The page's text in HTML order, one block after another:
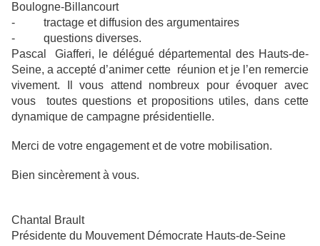
Boulogne-Billancourt
-
tractage et diffusion des argumentaires
-
questions diverses.
Pascal Giafferi, le délégué départemental des Hauts-de-
Seine, a accepté d’animer cette réunion et je l’en remercie
vivement. Il vous attend nombreux pour évoquer avec
vous
toutes questions et propositions utiles, dans cette
dynamique de campagne présidentielle.
Merci de votre engagement et de votre mobilisation.
Bien sincèrement à vous.
Chantal Brault
Présidente du Mouvement Démocrate Hauts-de-Seine